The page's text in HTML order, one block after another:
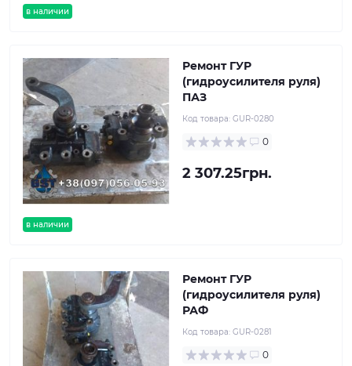
в наличии
в наличии
Ремонт ГУР
(гидроусилителя руля)
ПАЗ
Код товара: GUR-0280
0
2 307.25грн.
Ремонт ГУР
(гидроусилителя руля)
РАФ
Код товара: GUR-0281
0